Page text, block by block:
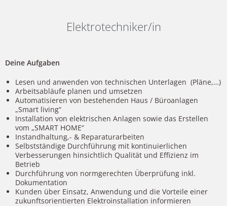
Elektrotechniker/in
Deine Aufgaben
Lesen und anwenden von technischen Unterlagen (Pläne,…)
Arbeitsabläufe planen und umsetzen
Automatisieren von bestehenden Haus / Büroanlagen
„Smart living“
Installation von elektrischen Anlagen sowie das Erstellen
vom „SMART HOME“
Instandhaltung,- & Reparaturarbeiten
Selbstständige Durchführung mit kontinuierlichen
Verbesserungen hinsichtlich Qualität und Effizienz im
Betrieb
Durchführung von normgerechten Überprüfung inkl.
Dokumentation
Kunden über Einsatz, Anwendung und die Vorteile einer
zukunftsorientierten Elektroinstallation informieren